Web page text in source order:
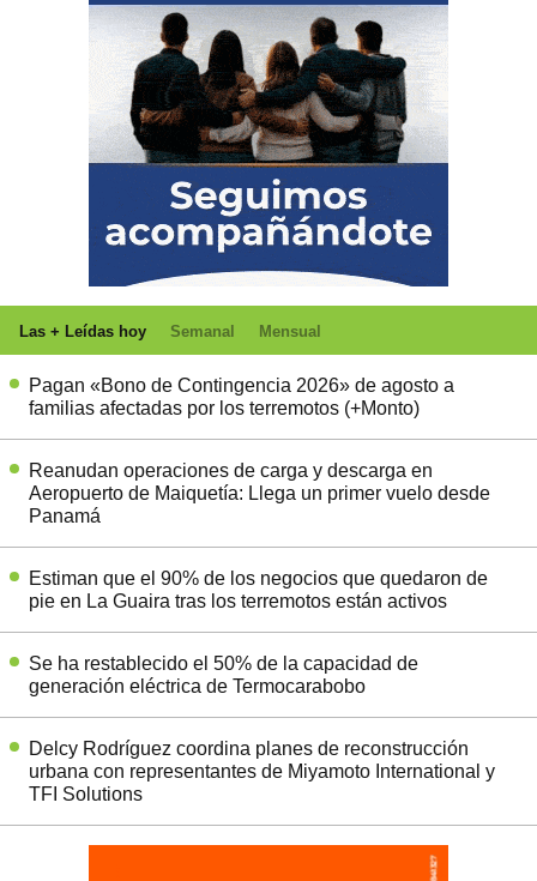
Las + Leídas hoy Semanal Mensual
Pagan «Bono de Contingencia 2026» de agosto a
familias afectadas por los terremotos (+Monto)
Reanudan operaciones de carga y descarga en
Aeropuerto de Maiquetía: Llega un primer vuelo desde
Panamá
Estiman que el 90% de los negocios que quedaron de
pie en La Guaira tras los terremotos están activos
Se ha restablecido el 50% de la capacidad de
generación eléctrica de Termocarabobo
Delcy Rodríguez coordina planes de reconstrucción
urbana con representantes de Miyamoto International y
TFI Solutions